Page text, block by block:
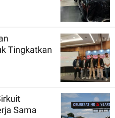
Tingkatkan
Sama